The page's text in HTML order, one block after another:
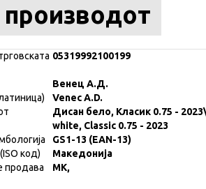
05319992100199
Венец А.Д.
Venec A.D.
Дисан бело, Класик 0.75 -
white, Classic 0.75 - 2023
GS1-13 (EAN-13)
код)
Македонија
продава
MK,